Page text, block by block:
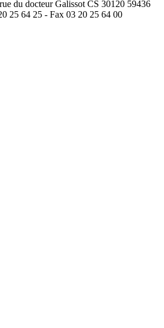
du docteur Galissot CS 30120 59436
25 64 25 - Fax 03 20 25 64 00